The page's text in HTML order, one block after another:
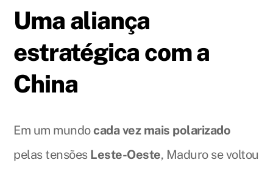
Uma aliança
estratégica com a
China
Em um mundocada vez mais polarizado
pelas tensões Leste-Oeste, Maduro se voltou